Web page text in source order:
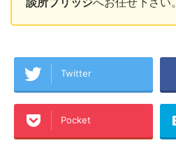
Twitter
Pocket